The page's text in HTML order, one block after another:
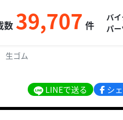
数 39,707 件
バ
パ
生ゴム
LINEで送る シ